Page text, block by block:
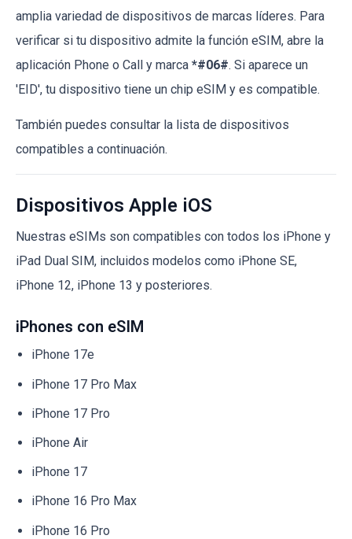
amplia variedad de dispositivos de marcas líderes. Para
verificar si tu dispositivo admite la función eSIM, abre la
aplicación Phone o Call y marca *#06#. Si aparece un
'EID', tu dispositivo tiene un chip eSIM y es compatible.
También puedes consultar la lista de dispositivos
compatibles a continuación.
Dispositivos Apple iOS
Nuestras eSIMs son compatibles con todos los iPhone y
iPad Dual SIM, incluidos modelos como iPhone SE,
iPhone 12, iPhone 13 y posteriores.
iPhones con eSIM
iPhone 17e
iPhone 17 Pro Max
iPhone 17 Pro
iPhone Air
iPhone 17
iPhone 16 Pro Max
iPhone 16 Pro